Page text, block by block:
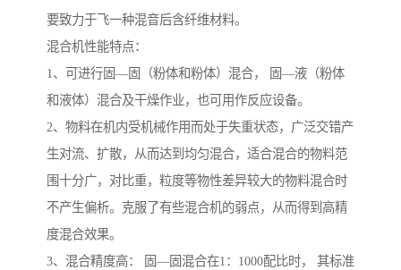
要致力于飞一种混音后含纤维材料。
混合机性能特点：
1、可进行固—固（粉体和粉体）混合， 固—液（粉体
和液体）混合及干燥作业，也可用作反应设备。
2、物料在机内受机械作用而处于失重状态，广泛交错产
生对流、扩散，从而达到均匀混合，适合混合的物料范
围十分广，对比重，粒度等物性差异较大的物料混合时
不产生偏析。克服了有些混合机的弱点，从而得到高精
度混合效果。
3、混合精度高： 固—固混合在1：1000配比时， 其标准